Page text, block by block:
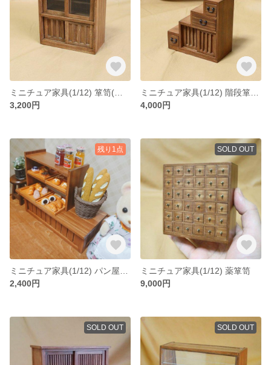
3,200円
4,000円
残り1点
2,400円
SOLD OUT
ミニチュア家具(1/12) 薬箪笥
9,000円
SOLD OUT SOLD OUT